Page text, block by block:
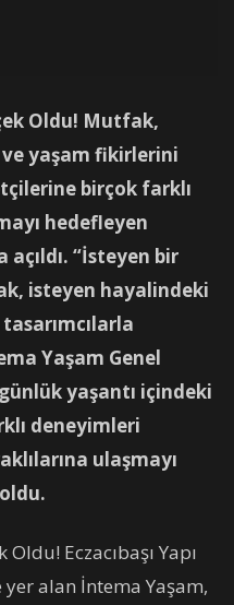
Oldu! Mutfak,
yaşam fikirlerini
birçok farklı
hedefleyen
“İsteyen bir
isteyen hayalindeki
Yaşam Genel
yaşantı içindeki
deneyimleri
ulaşmayı
Oldu! Eczacıbaşı Yapı
alan İntema Yaşam,